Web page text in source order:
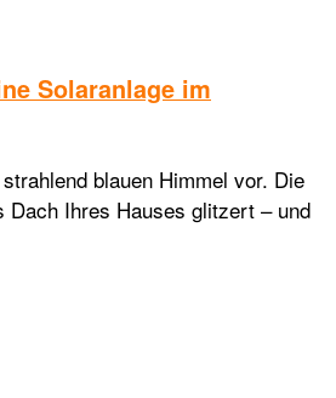
Solaranlage im
blauen Himmel vor. Die
Dach Ihres Hauses glitzert – und